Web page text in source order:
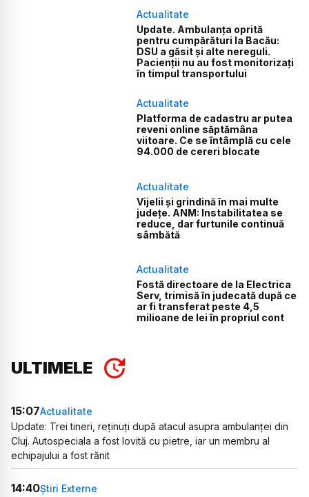
Actualitate
Update. Ambulanța oprită
pentru cumpărături la Bacău:
DSU a găsit și alte nereguli.
Pacienții nu au fost monitorizați
în timpul transportului
Actualitate
Platforma de cadastru ar putea
reveni online săptămâna
viitoare. Ce se întâmplă cu cele
94.000 de cereri blocate
Actualitate
Vijelii și grindină în mai multe
județe. ANM: Instabilitatea se
reduce, dar furtunile continuă
sâmbătă
Actualitate
Fostă directoare de la Electrica
Serv, trimisă în judecată după ce
ar fi transferat peste 4,5
milioane de lei în propriul cont
ULTIMELE
15:07Actualitate
Update: Trei tineri, reținuți după atacul asupra ambulanței din
Cluj. Autospeciala a fost lovită cu pietre, iar un membru al
echipajului a fost rănit
14:40Știri Externe